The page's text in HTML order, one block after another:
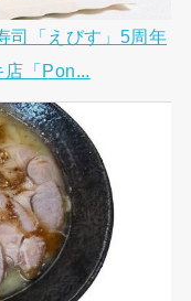
司「えびす」5周年
店「Pon...